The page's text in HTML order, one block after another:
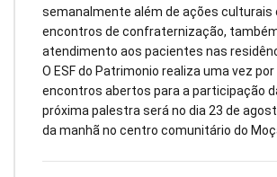
semanalmente além de ações culturais
encontros de confraternização,
atendimento aos pacientes nas
O ESF do Patrimonio realiza uma vez
encontros abertos para a participação
próxima palestra será no dia 23 de
da manhã no centro comunitário do